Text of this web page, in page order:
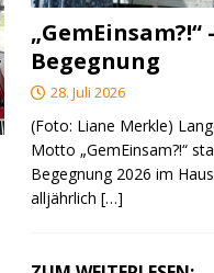
„GemEinsam?!“
Begegnung
28. Juli 2026
(Foto: Liane Merkle)
Motto „GemEinsam?!“
Begegnung 2026 im
alljährlich[…]